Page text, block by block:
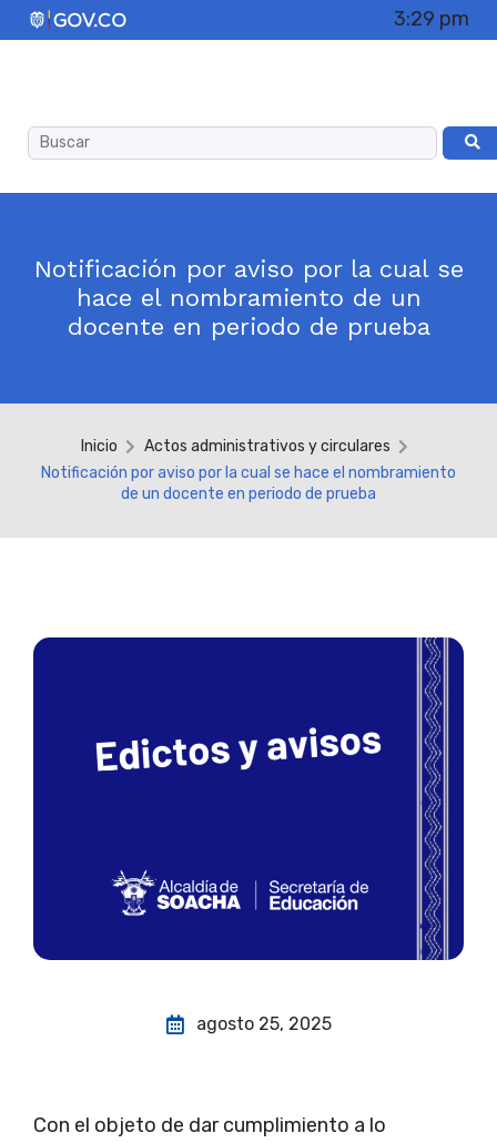
3:29 pm
Notificación por aviso por la cual se
hace el nombramiento de un
docente en periodo de prueba
Inicio
Actos administrativos y circulares
Notificación por aviso por la cual se hace el nombramiento
de un docente en periodo de prueba
agosto 25, 2025
Con el objeto de dar cumplimiento a lo